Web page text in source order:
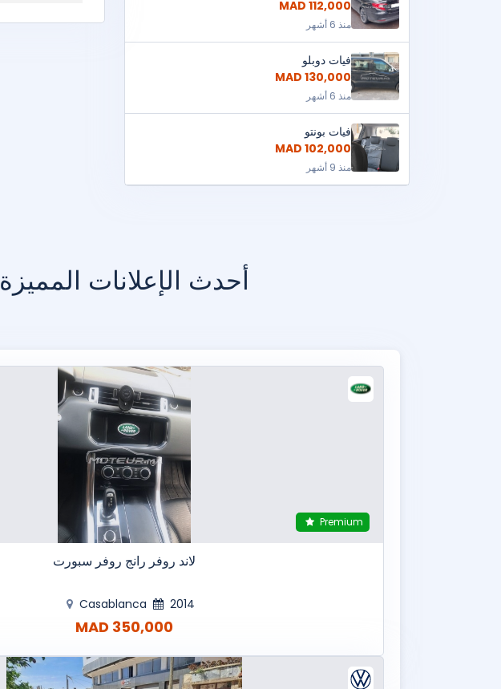
112,000 MAD
منذ 6 أشهر
فيات دوبلو
130,000 MAD
منذ 6 أشهر
فيات بونتو
102,000 MAD
منذ 9 أشهر
أحدث الإعلانات المميزة
Premium
لاند روفر رانج روفر سبورت
Casablanca 2014
350,000 MAD